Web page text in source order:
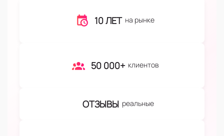
10 ЛЕТ на рынке
50 000+ клиентов
ОТЗЫВЫ реальные